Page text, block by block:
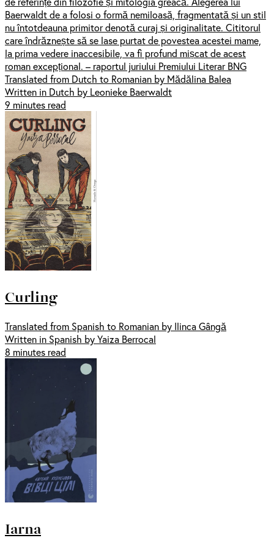
Baerwaldt de a folosi o formă nemiloasă, fragmentată și un stil
nu întotdeauna primitor denotă curaj și originalitate. Cititorul
care îndrăznește să se lase purtat de povestea acestei mame,
la prima vedere inaccesibile, va fi profund mișcat de acest
roman excepțional. – raportul juriului Premiului Literar BNG
Translated from Dutch to Romanian by Mădălina Balea
Written in Dutch by Leonieke Baerwaldt
9 minutes read
Curling
Translated from Spanish to Romanian by Ilinca Gângă
Written in Spanish by Yaiza Berrocal
8 minutes read
Iarna